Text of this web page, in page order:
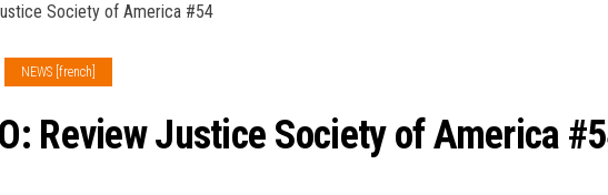
Society of America #54
NEWS [french]
Review Justice Society of America